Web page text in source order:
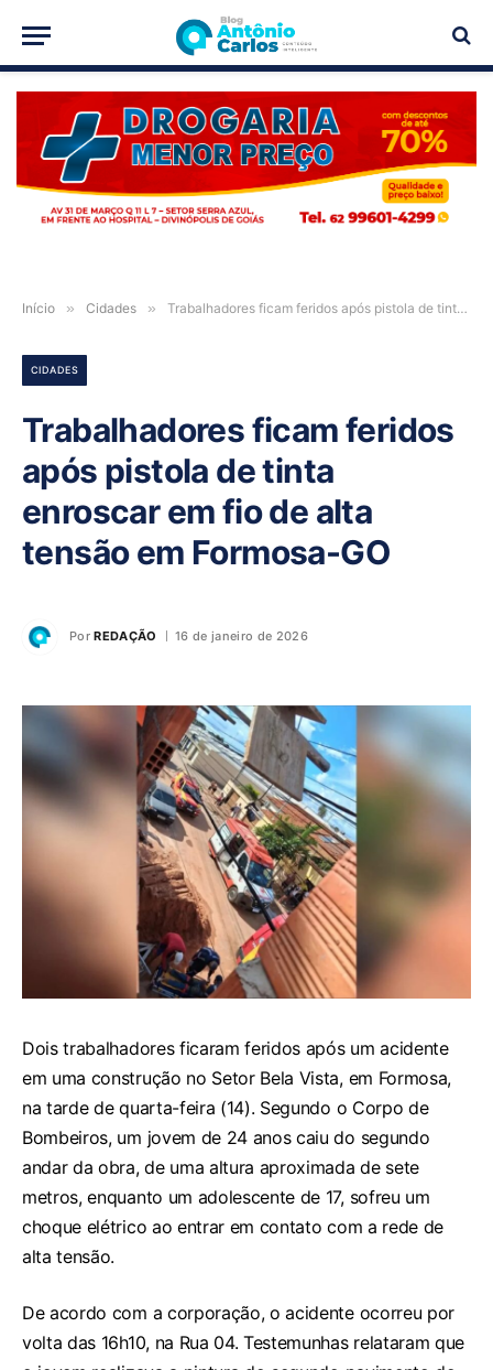
PUBLICIDADE
Início » Cidades » Trabalhadores ficam feridos após pistola de tinta enroscar em fio de alta tensão em Formosa-GO
CIDADES
Trabalhadores ficam feridos
após pistola de tinta
enroscar em fio de alta
tensão em Formosa-GO
Por REDAÇÃO 16 de janeiro de 2026
Dois trabalhadores ficaram feridos após um acidente
em uma construção no Setor Bela Vista, em Formosa,
na tarde de quarta-feira (14). Segundo o Corpo de
Bombeiros, um jovem de 24 anos caiu do segundo
andar da obra, de uma altura aproximada de sete
metros, enquanto um adolescente de 17, sofreu um
choque elétrico ao entrar em contato com a rede de
alta tensão.
De acordo com a corporação, o acidente ocorreu por
volta das 16h10, na Rua 04. Testemunhas relataram que